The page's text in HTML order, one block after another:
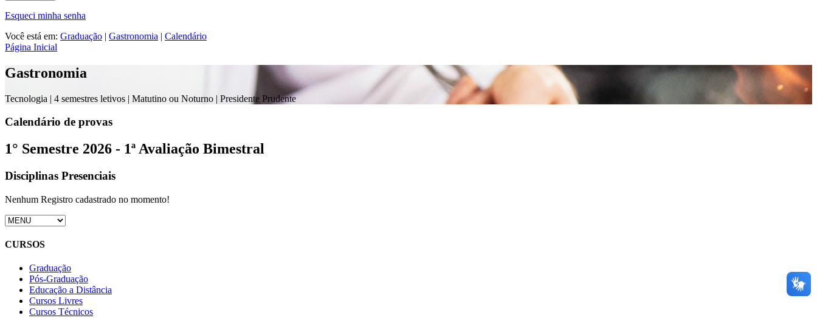
Esqueci minha senha
Você está em: Graduação | Gastronomia | Calendário
Página Inicial
Gastronomia
Tecnologia | 4 semestres letivos | Matutino ou Noturno | Presidente Prudente
Calendário de provas
1° Semestre 2026 - 1ª Avaliação Bimestral
Disciplinas Presenciais
Nenhum Registro cadastrado no momento!
CURSOS
Graduação
Pós-Graduação
Educação a Distância
Cursos Livres
Cursos Técnicos